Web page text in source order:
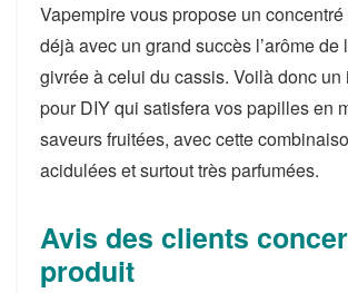
Vapempire vous propose un
déjà avec un grand succès l’arôme de
givrée à celui du cassis. Voilà donc un
pour DIY qui satisfera vos papilles en
saveurs fruitées, avec cette
acidulées et surtout très parfumées.
Avis des clients
produit